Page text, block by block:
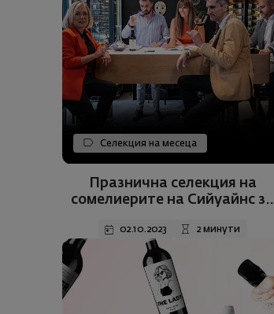
Селекция на месеца
Празнична селекция на
сомелиерите на Сийуайнс за
02.10.2023 2 минути